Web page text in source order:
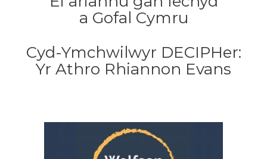
a Gofal Cymru
Cyd-Ymchwilwyr DECIPHer:
Yr Athro Rhiannon Evans